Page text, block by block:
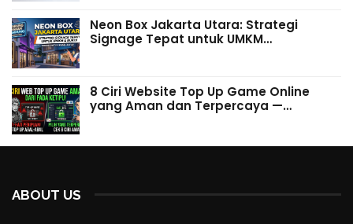
Neon Box Jakarta Utara: Strategi
Signage Tepat untuk UMKM…
8 Ciri Website Top Up Game Online
yang Aman dan Terpercaya —…
ABOUT US